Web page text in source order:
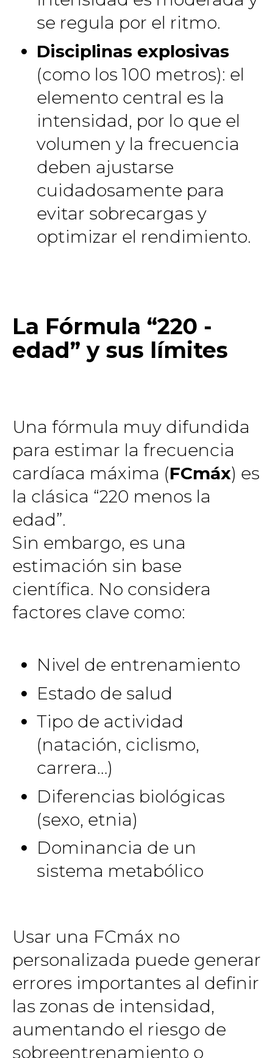
se regula por el ritmo.
Disciplinas explosivas
(como los 100 metros): el
elemento central es la
intensidad, por lo que el
volumen y la frecuencia
deben ajustarse
cuidadosamente para
evitar sobrecargas y
optimizar el rendimiento.
La Fórmula “220 -
edad” y sus límites
Una fórmula muy difundida
para estimar la frecuencia
cardíaca máxima (FCmáx) es
la clásica “220 menos la
edad”.
Sin embargo, es una
estimación sin base
científica. No considera
factores clave como:
Nivel de entrenamiento
Estado de salud
Tipo de actividad
(natación, ciclismo,
carrera…)
Diferencias biológicas
(sexo, etnia)
Dominancia de un
sistema metabólico
Usar una FCmáx no
personalizada puede generar
errores importantes al definir
las zonas de intensidad,
aumentando el riesgo de
sobreentrenamiento o